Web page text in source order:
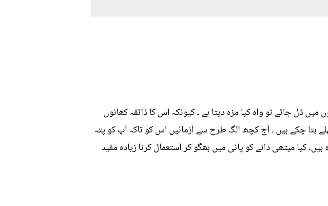
ڈل جائے تو واہ کیا مزہ دیتا ہے ۔ کیونکہ اس کا ذائقہ کھانوں
بتا چکے ہیں ۔ آج کچھ الگ طرح سے آزمائیں اس کو تاکہ آپ کو پتہ
کیا میتھی دانے کو پانی میں بھگو کر استعمال کرنا زیادہ مفید